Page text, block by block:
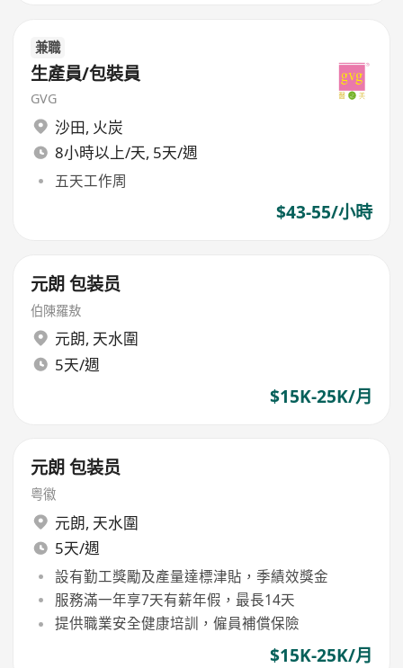
兼職
生產員/包裝員
GVG
沙田, 火炭
8小時以上/天, 5天/週
五天工作周
$43-55/小時
元朗 包装员
伯陳羅敖
元朗, 天水圍
5天/週
$15K-25K/月
元朗 包装员
粤徽
元朗, 天水圍
5天/週
設有勤工獎勵及產量達標津貼，季績效獎金
服務滿一年享7天有薪年假，最長14天
提供職業安全健康培訓，僱員補償保險
$15K-25K/月